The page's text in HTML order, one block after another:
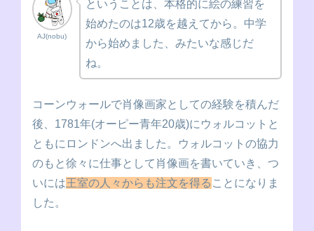
AJ(nobu)
ということは、本格的に絵の練習を
始めたのは12歳を越えてから。中学
から始めました、みたいな感じだ
ね。
コーンウォールで肖像画家としての経験を積んだ
後、1781年(オーピー青年20歳)にウォルコットと
ともにロンドンへ出ました。ウォルコットの協力
のもと徐々に仕事として肖像画を書いていき、つ
いには王室の人々からも注文を得る ことになりま
した。